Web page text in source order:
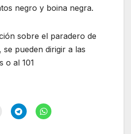
negro y boina negra.
sobre el paradero de
pueden dirigir a las
o al 101